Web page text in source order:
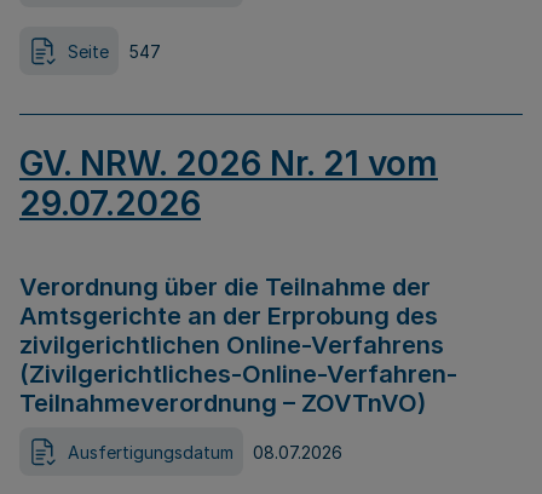
Seite 547
GV. NRW. 2026 Nr. 21 vom
29.07.2026
Verordnung über die Teilnahme der
Amtsgerichte an der Erprobung des
zivilgerichtlichen Online-Verfahrens
(Zivilgerichtliches-Online-Verfahren-
Teilnahmeverordnung – ZOVTnVO)
Ausfertigungsdatum 08.07.2026